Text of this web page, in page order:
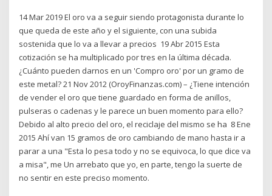
14 Mar 2019 El oro va a seguir siendo protagonista durante lo
que queda de este año y el siguiente, con una subida
sostenida que lo va a llevar a precios 19 Abr 2015 Esta
cotización se ha multiplicado por tres en la última década.
¿Cuánto pueden darnos en un 'Compro oro' por un gramo de
este metal? 21 Nov 2012 (OroyFinanzas.com) – ¿Tiene intención
de vender el oro que tiene guardado en forma de anillos,
pulseras o cadenas y le parece un buen momento para ello?
Debido al alto precio del oro, el reciclaje del mismo se ha 8 Ene
2015 Ahí van 15 gramos de oro cambiando de mano hasta ir a
parar a una "Esta lo pesa todo y no se equivoca, lo que dice va
a misa", me Un arrebato que yo, en parte, tengo la suerte de
no sentir en este preciso momento.